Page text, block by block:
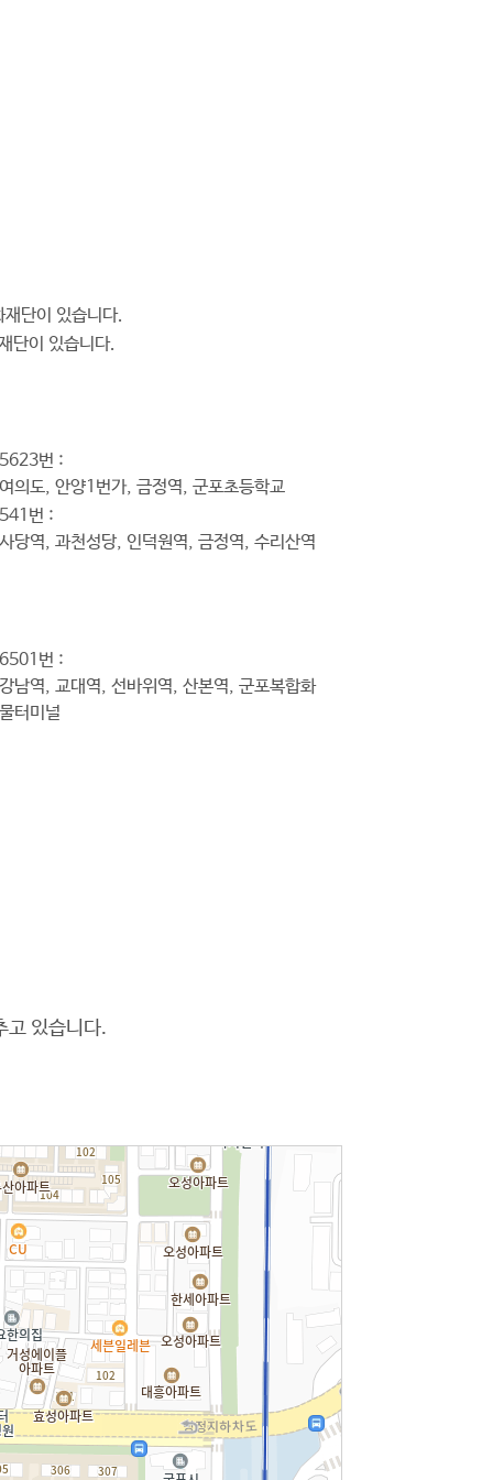
단이 있습니다.
단이 있습니다.
5623번 :
여의도, 안양1번가, 금정역, 군포초등학교
541번 :
사당역, 과천성당, 인덕원역, 금정역, 수리산역
6501번 :
강남역, 교대역, 선바위역, 산본역, 군포복합화
물터미널
고 있습니다.